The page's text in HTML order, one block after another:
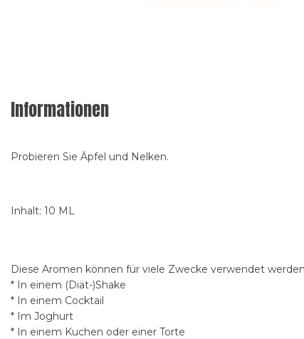
Informationen
Probieren Sie Äpfel und Nelken.
Inhalt: 10 ML
Diese Aromen können für viele Zwecke verwendet
* In einem (Diät-)Shake
* In einem Cocktail
* Im Joghurt
* In einem Kuchen oder einer Torte